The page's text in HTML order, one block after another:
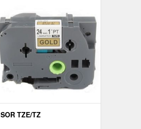
SOR TZE/TZ